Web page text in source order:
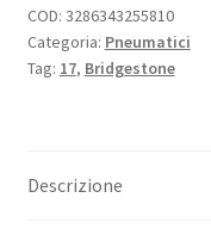
(73W)
S
22
quantità
COD: 3286343255810
Categoria: Pneumatici
Tag: 17, Bridgestone
Descrizione